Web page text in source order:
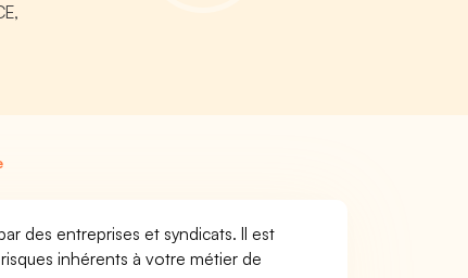
des entreprises et syndicats. Il est
inhérents à votre métier de